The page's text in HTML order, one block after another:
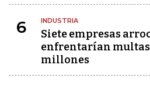
6 INDUSTRIA
Siete empresas
enfrentarían multas
millones